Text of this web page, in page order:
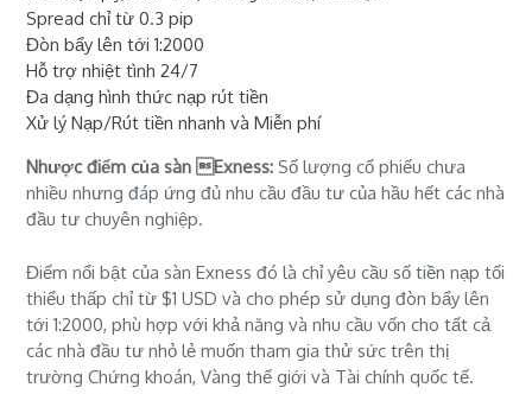
Spread chỉ từ 0.3 pip
Đòn bẩy lên tới 1:2000
Hỗ trợ nhiệt tình 24/7
Đa dạng hình thức nạp rút tiền
Xử lý Nạp/Rút tiền nhanh và Miễn phí
Nhược điểm của sàn Exness: Số lượng cổ phiếu chưa
nhiều nhưng đáp ứng đủ nhu cầu đầu tư của hầu hết các nhà
đầu tư chuyên nghiệp.
Điểm nổi bật của sàn Exness đó là chỉ yêu cầu số tiền nạp tối
thiểu thấp chỉ từ $1 USD và cho phép sử dụng đòn bẩy lên
tới 1:2000, phù hợp với khả năng và nhu cầu vốn cho tất cả
các nhà đầu tư nhỏ lẻ muốn tham gia thử sức trên thị
trường Chứng khoán, Vàng thế giới và Tài chính quốc tế.